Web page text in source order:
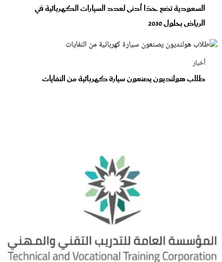
السعودية تضع حدًا أدنى لعدد السيارات الكهربائية في
الرياض بحلول 2030
أخبار
طلاب هولنديون يصنعون سيارة كهربائية من النفايات